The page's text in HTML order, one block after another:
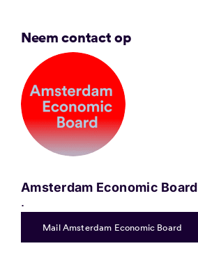
Neem contact op
Amsterdam Economic Board
.
Mail Amsterdam Economic Board